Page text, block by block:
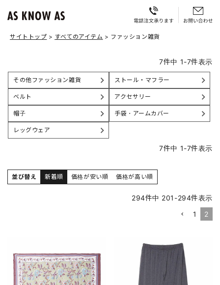
サイトトップ すべてのアイテム ファッション雑貨
7件中 1-7件表示
その他ファッション雑貨 ストール・マフラー
ベルト アクセサリー
帽子 手袋・アームカバー
レッグウェア
7件中 1-7件表示
並び替え 新着順 価格が安い順 価格が高い順
294件中 201 -294件表示
1
2